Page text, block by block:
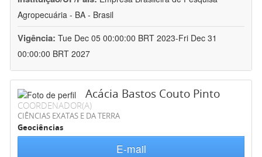
Agropecuária - BA - Brasil
Vigência: Tue Dec 05 00:00:00 BRT 2023-Fri Dec 31
00:00:00 BRT 2027
Acácia Bastos Couto Pinto
COORDENADOR(A)
CIÊNCIAS EXATAS E DA TERRA
Geociências
E-mail